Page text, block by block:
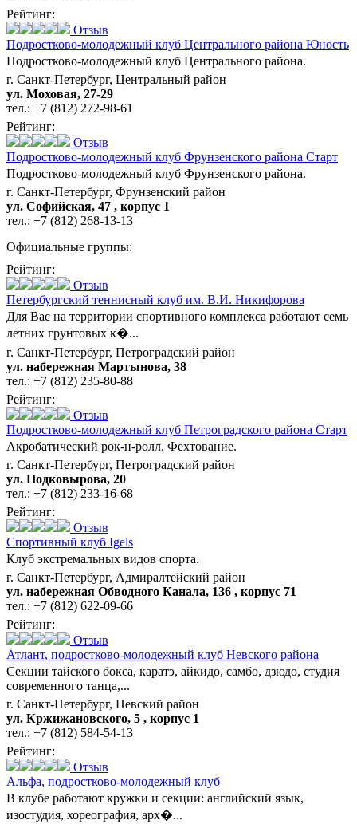
Рейтинг:
Отзыв
Подростково-молодежный клуб Центрального района Юность
Подростково-молодежный клуб Центрального района.
г. Санкт-Петербург, Центральный район
ул. Моховая, 27-29
тел.: +7 (812) 272-98-61
Рейтинг:
Отзыв
Подростково-молодежный клуб Фрунзенского района Старт
Подростково-молодежный клуб Фрунзенского района.
г. Санкт-Петербург, Фрунзенский район
ул. Софийская, 47 , корпус 1
тел.: +7 (812) 268-13-13
Официальные группы:
Рейтинг:
Отзыв
Петербургский теннисный клуб им. В.И. Никифорова
Для Вас на территории спортивного комплекса работают семь
летних грунтовых к�...
г. Санкт-Петербург, Петроградский район
ул. набережная Мартынова, 38
тел.: +7 (812) 235-80-88
Рейтинг:
Отзыв
Подростково-молодежный клуб Петроградского района Старт
Акробатический рок-н-ролл. Фехтование.
г. Санкт-Петербург, Петроградский район
ул. Подковырова, 20
тел.: +7 (812) 233-16-68
Рейтинг:
Отзыв
Спортивный клуб Igels
Клуб экстремальных видов спорта.
г. Санкт-Петербург, Адмиралтейский район
ул. набережная Обводного Канала, 136 , корпус 71
тел.: +7 (812) 622-09-66
Рейтинг:
Отзыв
Атлант, подростково-молодежный клуб Невского района
Секции тайского бокса, каратэ, айкидо, самбо, дзюдо, студия
современного танца,...
г. Санкт-Петербург, Невский район
ул. Кржижановского, 5 , корпус 1
тел.: +7 (812) 584-54-13
Рейтинг:
Отзыв
Альфа, подростково-молодежный клуб
В клубе работают кружки и секции: английский язык,
изостудия, хореография, арх�...